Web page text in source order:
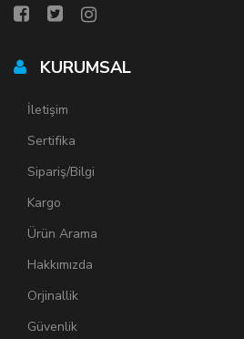
KURUMSAL
İletişim
Sertifika
Sipariş/Bilgi
Kargo
Ürün Arama
Hakkımızda
Orjinallik
Güvenlik